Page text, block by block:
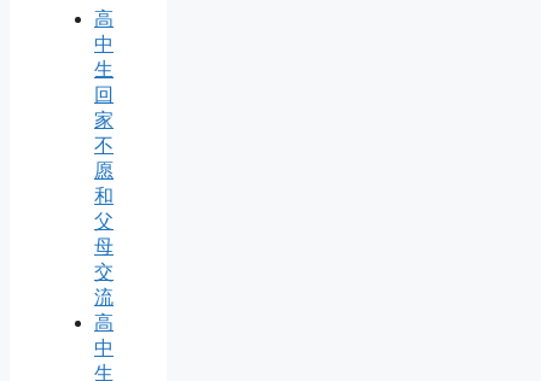
高
中
生
回
家
不
愿
和
父
母
交
流
高
中
生